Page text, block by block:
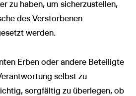
zu haben, um sicherzustellen,
des Verstorbenen
werden.
Erben oder andere Beteiligte
selbst zu
sorgfältig zu überlegen, ob